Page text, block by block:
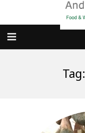
dove MANGIARE
Tag: